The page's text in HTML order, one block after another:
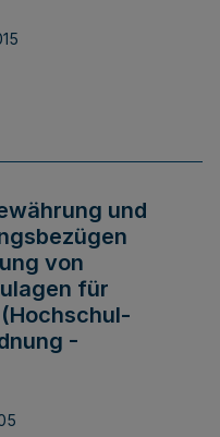
und
von
für
-